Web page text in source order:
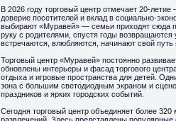
В 2026 году торговый центр отмечает 20-
доверие посетителей и вклад в социально-
выбирают «Муравей» — семьи приходят сюда
руку с родителями, спустя годы
встречаются, влюбляются, начинают свой путь
Торговый центр «Муравей» постоянно
обновлены интерьеры и фасад торгового
отдыха и игровые пространства для детей.
зона с большим светодиодным экраном и
праздников и ярких городских событий.
Сегодня торговый центр объединяет более